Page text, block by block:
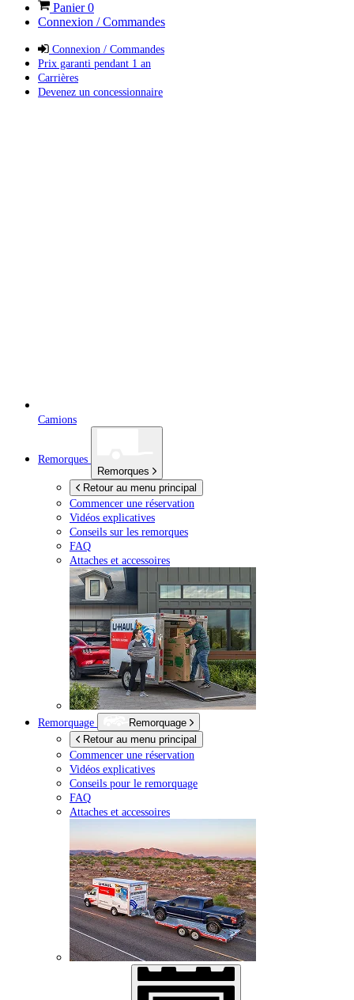
Panier0
Connexion / Commandes
Connexion / Commandes
Prix garanti pendant 1 an
Carrières
Devenez un concessionnaire
Camions
Remorques
Remorques
Retour au menu principal
Commencer une réservation
Vidéos explicatives
Conseils sur les remorques
FAQ
Attaches et accessoires
Remorquage
Remorquage
Retour au menu principal
Commencer une réservation
Vidéos explicatives
Conseils pour le remorquage
FAQ
Attaches et accessoires